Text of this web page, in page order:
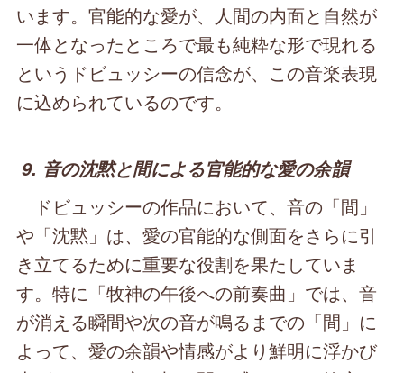
います。官能的な愛が、人間の内面と自然が
一体となったところで最も純粋な形で現れる
というドビュッシーの信念が、この音楽表現
に込められているのです。
9. 音の沈黙と間による官能的な愛の余韻
ドビュッシーの作品において、音の「間」
や「沈黙」は、愛の官能的な側面をさらに引
き立てるために重要な役割を果たしていま
す。特に「牧神の午後への前奏曲」では、音
が消える瞬間や次の音が鳴るまでの「間」に
よって、愛の余韻や情感がより鮮明に浮かび